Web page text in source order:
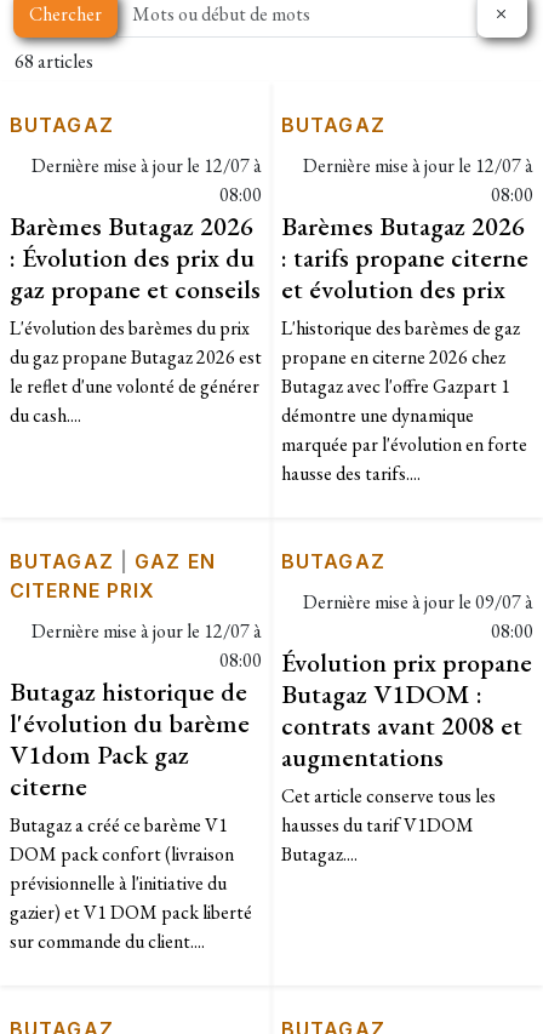
Chercher
68 articles
BUTAGAZ
Dernière mise à jour le 12/07 à
08:00
Barèmes Butagaz 2026
: Évolution des prix du
gaz propane et conseils
L'évolution des barèmes du prix
du gaz propane Butagaz 2026 est
le reflet d'une volonté de générer
du cash....
BUTAGAZ
Dernière mise à jour le 12/07 à
08:00
Barèmes Butagaz 2026
: tarifs propane citerne
et évolution des prix
L'historique des barèmes de gaz
propane en citerne 2026 chez
Butagaz avec l'offre Gazpart 1
démontre une dynamique
marquée par l'évolution en forte
hausse des tarifs....
BUTAGAZ
GAZ EN
CITERNE PRIX
Dernière mise à jour le 12/07 à
08:00
Butagaz historique de
l'évolution du barème
V1dom Pack gaz
citerne
Butagaz a créé ce barème V1
DOM pack confort (livraison
prévisionnelle à l'initiative du
gazier) et V1 DOM pack liberté
sur commande du client....
BUTAGAZ
Dernière mise à jour le09/07 à
08:00
Évolution prix propane
Butagaz V1DOM :
contrats avant 2008 et
augmentations
Cet article conserve tous les
hausses du tarif V1DOM
Butagaz....